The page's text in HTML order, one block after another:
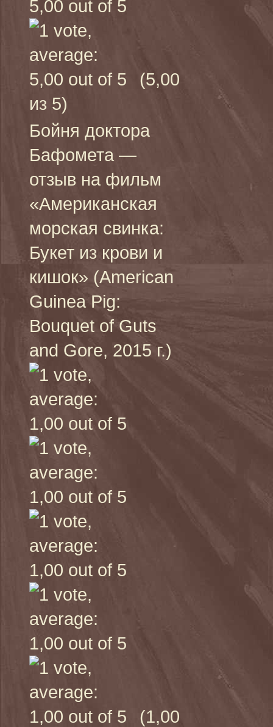
(5,00
из 5)
Бойня доктора
Бафомета —
отзыв на фильм
«Американская
морская свинка:
Букет из крови и
кишок» (American
Guinea Pig:
Bouquet of Guts
and Gore, 2015 г.)
(1,00